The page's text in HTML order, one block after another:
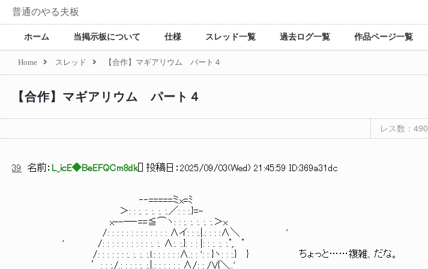
普通のやる夫板
ホーム 当掲示板について 仕様 スレッド一覧 過去ログ一覧 作品ページ一覧
Home スレッド 【合作】マギアリウム パート４
【合作】マギアリウム パート４
レス数：490
39 名前： L_icE◆BeEFQCm8dk[ ] 投稿日： 2025/09/03(Wed) 21:45:59 ID:369a31dc
‐‐=====ミx=ﾐ
＞: : :. :. :. :. :.／: : :.}=-
x--―‐==≦⌒ヽ: : :. :. :. :. :.＞x
/: : : : : : : : : : : : : ∧イ: : :.|.: : : :∧＼ '
' /: : : : : : : : : : :. :. ∧:. :.}. : : |: : :. :. :.ﾟ,. ﾟ
/: : : : : : :. :. :. :.l.: : : : : :∧.: : ': : }ヽ: : :.} } ちょっと……複雑、だな。
′: : :./.: : : : :. :.|.: : : : : : ∧/: : /V{＼..'